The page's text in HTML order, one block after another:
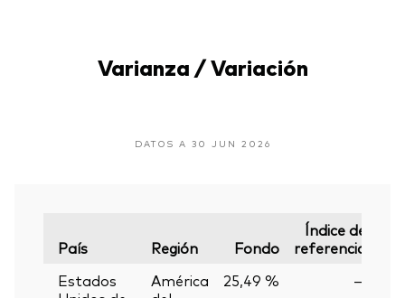
Varianza / Variación
DATOS A 30 JUN 2026
País Región Fondo
Índice de
referencia
Estados
América
25,49 % —